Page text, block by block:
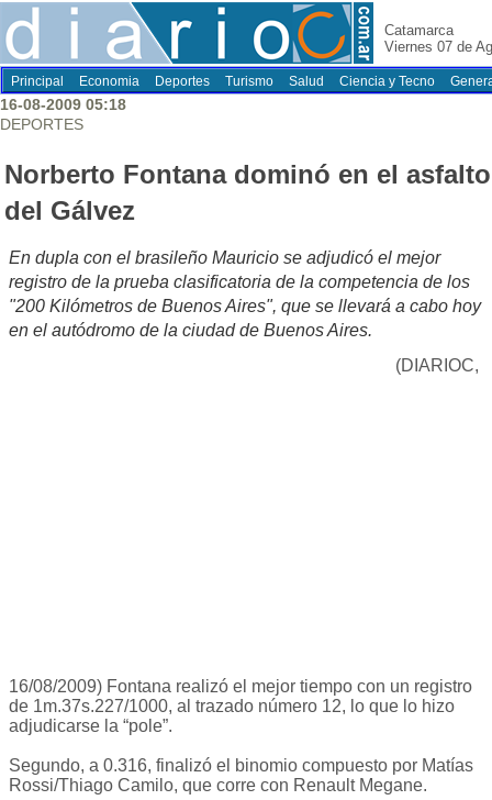
Catamarca
Viernes 07 de
Principal Economia Deportes Turismo Salud Ciencia y Tecno
16-08-2009 05:18
DEPORTES
Norberto Fontana dominó en el asfalto
del Gálvez
En dupla con el brasileño Mauricio se adjudicó el mejor
registro de la prueba clasificatoria de la competencia de los
"200 Kilómetros de Buenos Aires", que se llevará a cabo hoy
en el autódromo de la ciudad de Buenos Aires.
(DIARIOC,
16/08/2009) Fontana realizó el mejor tiempo con un registro
de 1m.37s.227/1000, al trazado número 12, lo que lo hizo
adjudicarse la “pole”.
Segundo, a 0.316, finalizó el binomio compuesto por Matías
Rossi/Thiago Camilo, que corre con Renault Megane.